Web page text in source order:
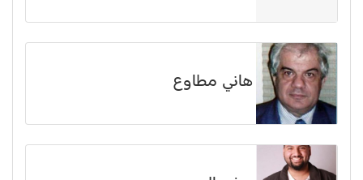
هاني مطاوع